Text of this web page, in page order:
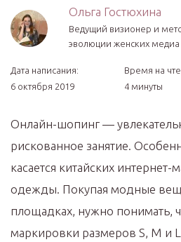
Ольга Гостюхина
Ведущий визионер и
эволюции женских медиа
Дата написания:
6 октября 2019
Время на
4 минуты
Онлайн-шопинг —
рискованное занятие.
касается китайских
одежды. Покупая модные
площадках, нужно понимать,
маркировки размеров S, M и L